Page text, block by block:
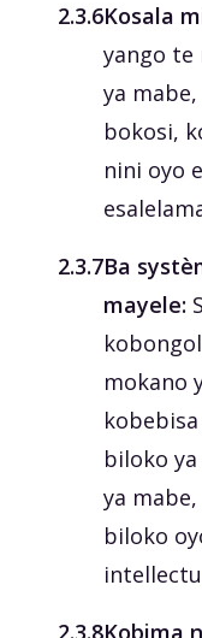
‎2.3.6Kosala
yango te
ya
bokosi,
nini oyo
‎2.3.7Ba
mayele:
mokano
biloko
ya
biloko
‎2.3.8Kobima